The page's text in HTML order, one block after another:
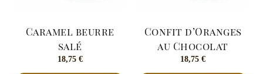
Caramel beurre
salé
18,75 €
Confit d’Oranges
au Chocolat
18,75€